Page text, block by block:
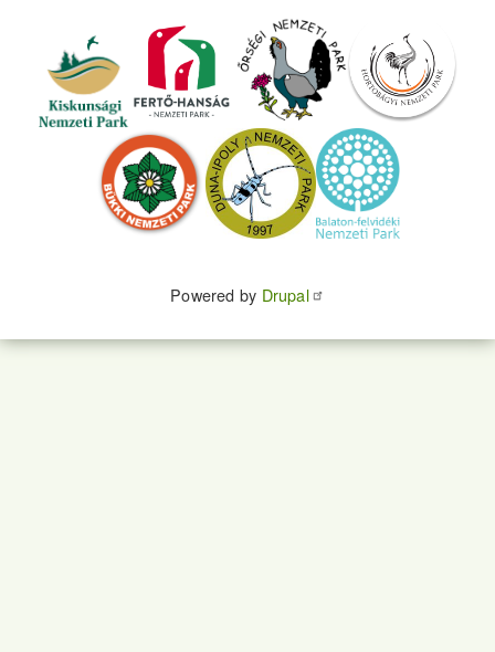
Powered by Drupal